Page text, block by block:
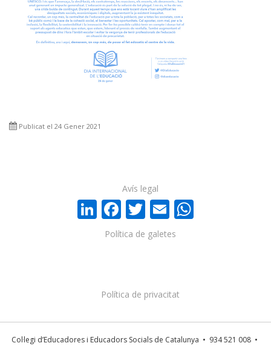
Publicat el 24 Gener 2021
LinkedIn
Facebook
Twitter
Email
Col·legi d’Educadores i Educadors Socials de Catalunya • 934 521 008 •
Política de privacitat
Política de galetes
Avís legal